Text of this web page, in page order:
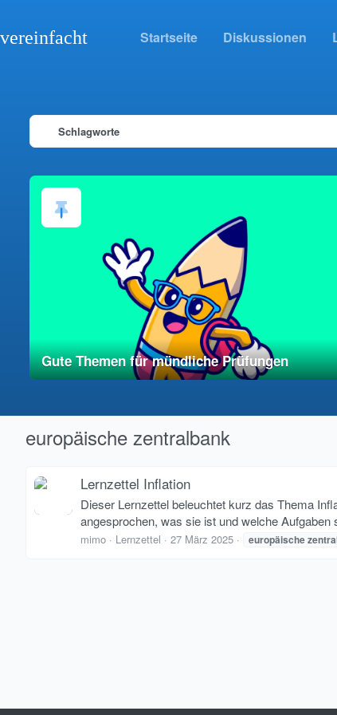
vereinfacht Startseite Diskussionen
Schlagworte
Gute Themen für mündliche Prüfungen
europäische zentralbank
Lernzettel Inflation
Dieser Lernzettel beleuchtet kurz das Thema
angesprochen, was sie ist und welche
mimo Lernzettel 27 März 2025 europäische